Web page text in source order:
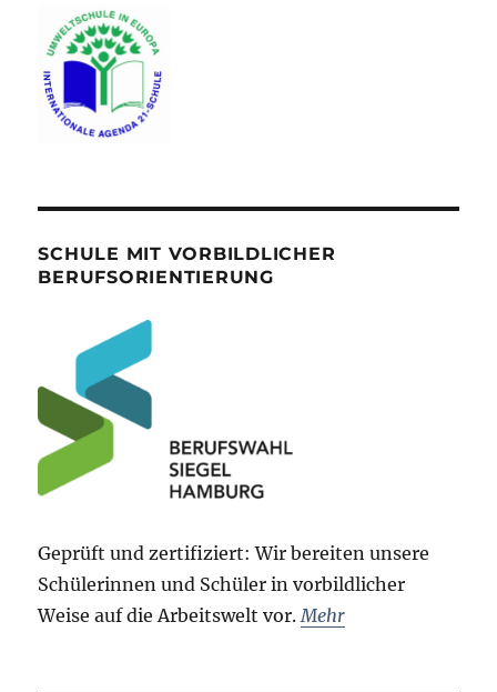
SCHULE MIT VORBILDLICHER
BERUFSORIENTIERUNG
Geprüft und zertifiziert: Wir bereiten unsere
Schülerinnen und Schüler in vorbildlicher
Weise auf die Arbeitswelt vor.Mehr